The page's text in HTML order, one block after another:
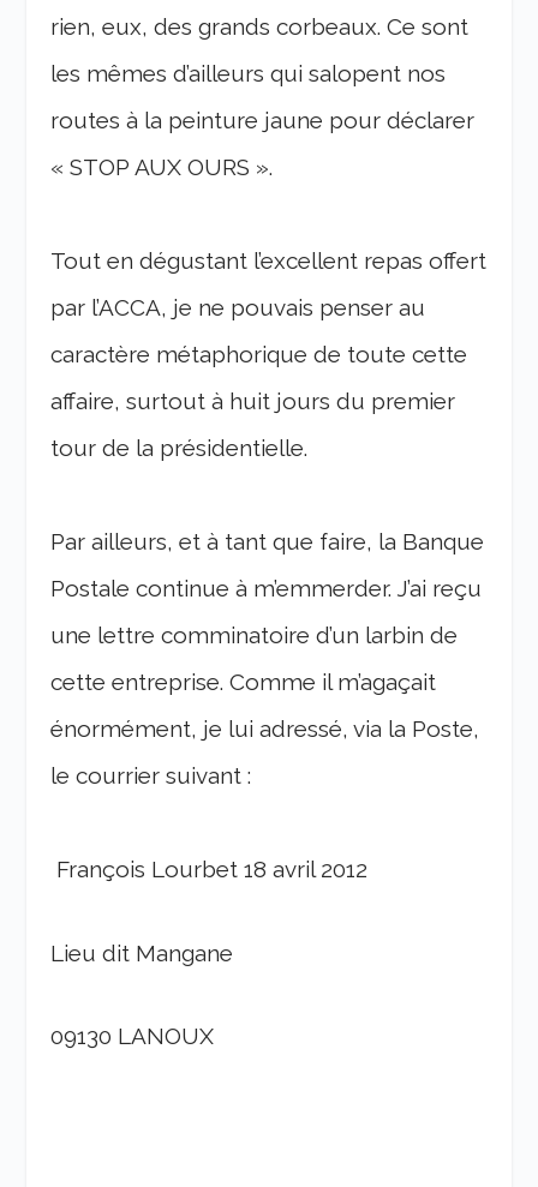
rien, eux, des grands corbeaux. Ce sont
les mêmes d’ailleurs qui salopent nos
routes à la peinture jaune pour déclarer
« STOP AUX OURS ».
Tout en dégustant l’excellent repas offert
par l’ACCA, je ne pouvais penser au
caractère métaphorique de toute cette
affaire, surtout à huit jours du premier
tour de la présidentielle.
Par ailleurs, et à tant que faire, la Banque
Postale continue à m’emmerder. J’ai reçu
une lettre comminatoire d’un larbin de
cette entreprise. Comme il m’agaçait
énormément, je lui adressé, via la Poste,
le courrier suivant :
François Lourbet 18 avril 2012
Lieu dit Mangane
09130 LANOUX